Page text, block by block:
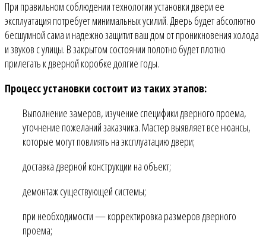
При правильном соблюдении технологии установки двери ее
эксплуатация потребует минимальных усилий. Дверь будет абсолютно
бесшумной сама и надежно защитит ваш дом от проникновения холода
и звуков с улицы. В закрытом состоянии полотно будет плотно
прилегать к дверной коробке долгие годы.
Процесс установки состоит из таких этапов:
Выполнение замеров, изучение специфики дверного проема,
уточнение пожеланий заказчика. Мастер выявляет все нюансы,
которые могут повлиять на эксплуатацию двери;
доставка дверной конструкции на объект;
демонтаж существующей системы;
при необходимости — корректировка размеров дверного
проема;